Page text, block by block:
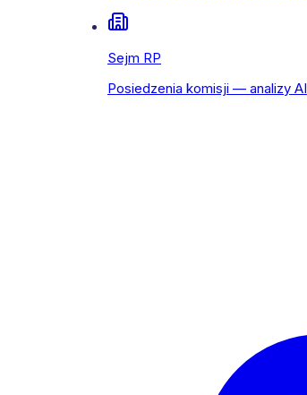
Sejm RP
Posiedzenia komisji — analizy AI